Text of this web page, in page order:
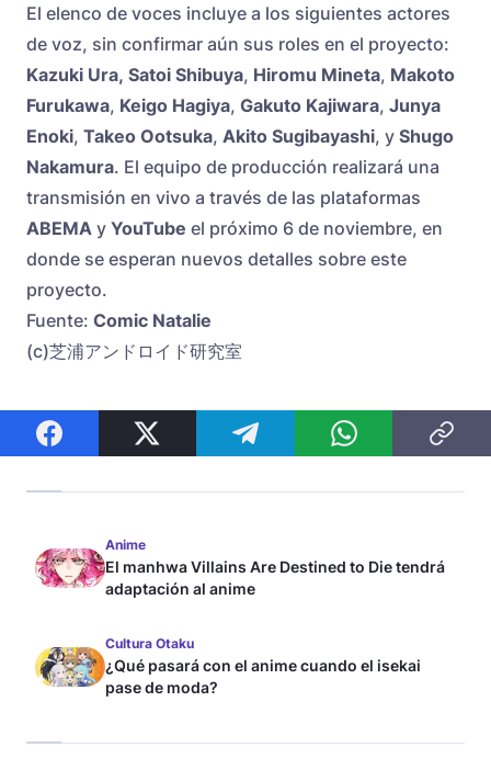
El elenco de voces incluye a los siguientes actores
de voz, sin confirmar aún sus roles en el proyecto:
Kazuki Ura, Satoi Shibuya, Hiromu Mineta, Makoto
Furukawa, Keigo Hagiya, Gakuto Kajiwara, Junya
Enoki, Takeo Ootsuka, Akito Sugibayashi, y Shugo
Nakamura. El equipo de producción realizará una
transmisión en vivo a través de las plataformas
ABEMA y YouTube el próximo 6 de noviembre, en
donde se esperan nuevos detalles sobre este
proyecto.
Fuente: Comic Natalie
(c)芝浦アンドロイド研究室
Anime
El manhwa Villains Are Destined to Die tendrá
adaptación al anime
Cultura Otaku
¿Qué pasará con el anime cuando el isekai
pase de moda?